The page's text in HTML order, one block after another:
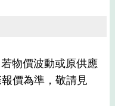
物價波動或原供應
價為準，敬請見